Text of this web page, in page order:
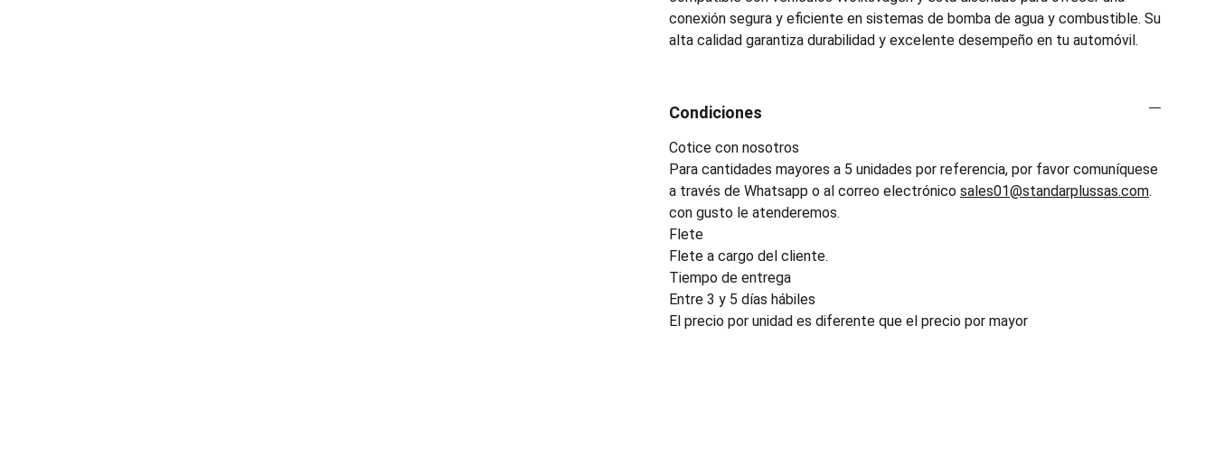
conexión segura y eficiente en sistemas de bomba de agua y combustible. Su
alta calidad garantiza durabilidad y excelente desempeño en tu automóvil.
Condiciones
Cotice con nosotros
Para cantidades mayores a 5 unidades por referencia, por favor comuníquese
a través de Whatsapp o al correo electrónico sales01@standarplussas.com.
con gusto le atenderemos.
Flete
Flete a cargo del cliente.
Tiempo de entrega
Entre 3 y 5 días hábiles
El precio por unidad es diferente que el precio por mayor